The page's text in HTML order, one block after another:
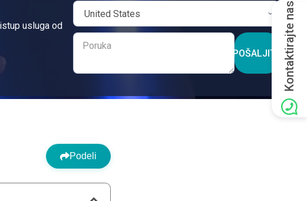
usluga od
POŠALJITE
Podeli
Kontaktirajte nas